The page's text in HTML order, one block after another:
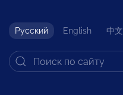
Русский English 中文